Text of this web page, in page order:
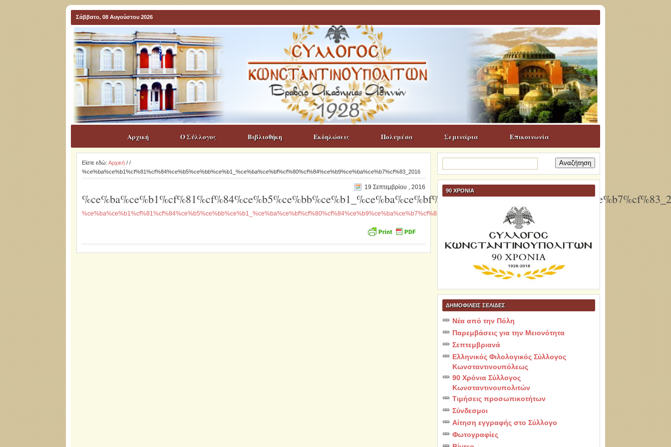
Σάββατο, 08 Αυγούστου 2026
Αρχική Ο Σύλλογος Βιβλιοθήκη Εκδηλώσεις Πολυμέσα Σεμινάρια Επικοινωνία
Είστε εδώ: Αρχική/ /
%ce%ba%ce%b1%cf%81%cf%84%ce%b5%ce%bb%ce%b1_%ce%ba%ce%bf%cf%80%cf%84%ce%b9%ce%ba%ce%b7%cf%83_2016
19 Σεπτεμβρίου , 2016
%ce%ba%ce%b1%cf%81%cf%84%ce%b5%ce%bb%ce%b1_%ce%ba%ce%bf%cf%80%cf%84%ce%b9%ce%ba%ce%b7%cf%83_2016
για:
90 ΧΡΟΝΙΑ
ΔΗΜΟΦΙΛΕΙΣ ΣΕΛΙΔΕΣ
Νέα από την Πόλη
Παρεμβάσεις για την Μειονότητα
Σεπτεμβριανά
Ελληνικός Φιλολογικός Σύλλογος
Κωνσταντινουπόλεως
90 Χρόνια Σύλλογος
Κωνσταντινουπολιτών
Τιμήσεις προσωπικοτήτων
Σύνδεσμοι
Αίτηση εγγραφής στο Σύλλογο
Φωτογραφίες